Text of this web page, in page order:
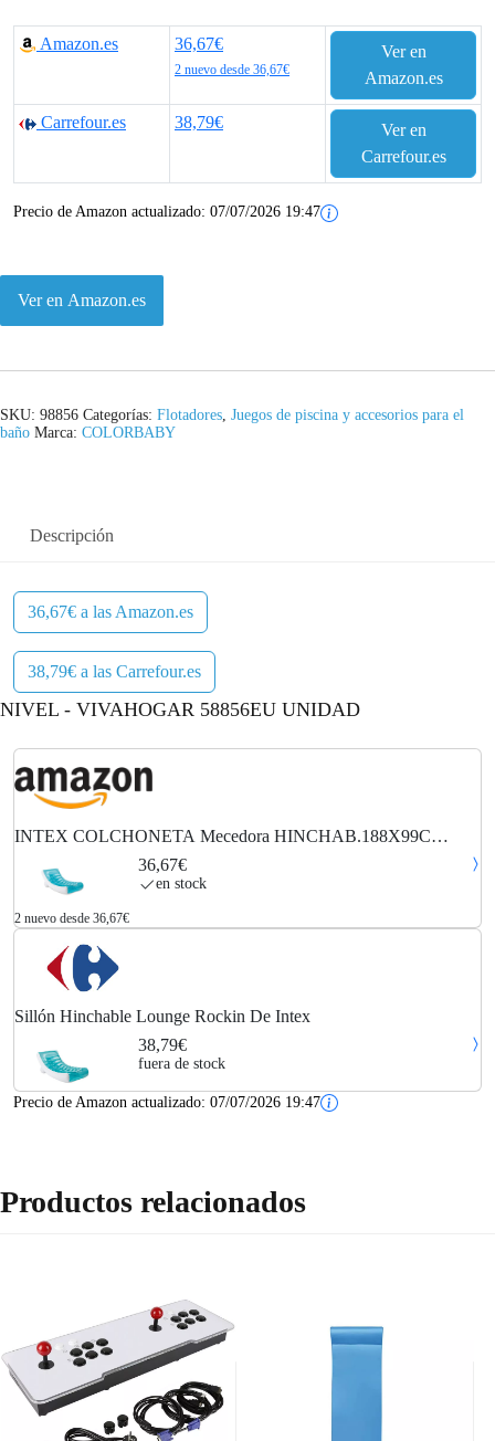
Amazon.es 36,67€
2 nuevo desde 36,67€
Ver en
Amazon.es
Carrefour.es 38,79€
Ver en
Carrefour.es
Precio de Amazon actualizado: 07/07/2026 19:47
Ver en Amazon.es
SKU: 98856 Categorías: Flotadores, Juegos de piscina y accesorios para el
baño Marca: COLORBABY
Descripción
36,67€ a las Amazon.es
38,79€ a las Carrefour.es
NIVEL - VIVAHOGAR 58856EU UNIDAD
INTEX COLCHONETA Mecedora HINCHAB.188X99C
Brazaletes y flotadores, Adultos Unisex, Multicolor (Multicolor),
Talla Única
36,67€
en stock
2 nuevo desde 36,67€
Sillón Hinchable Lounge Rockin De Intex
38,79€
fuera de stock
Precio de Amazon actualizado: 07/07/2026 19:47
Productos relacionados